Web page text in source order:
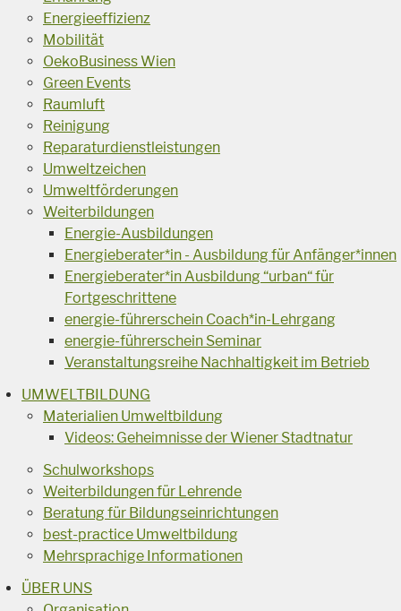
Energieeffizienz
Mobilität
OekoBusiness Wien
Green Events
Raumluft
Reinigung
Reparaturdienstleistungen
Umweltzeichen
Umweltförderungen
Weiterbildungen
Energie-Ausbildungen
Energieberater*in - Ausbildung für Anfänger*innen
Energieberater*in Ausbildung “urban“ für
Fortgeschrittene
energie-führerschein Coach*in-Lehrgang
energie-führerschein Seminar
Veranstaltungsreihe Nachhaltigkeit im Betrieb
UMWELTBILDUNG
Materialien Umweltbildung
Videos: Geheimnisse der Wiener Stadtnatur
Schulworkshops
Weiterbildungen für Lehrende
Beratung für Bildungseinrichtungen
best-practice Umweltbildung
Mehrsprachige Informationen
ÜBER UNS